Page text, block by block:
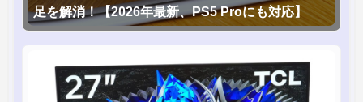
足を解消！【2026年最新、PS5 Proにも対応】